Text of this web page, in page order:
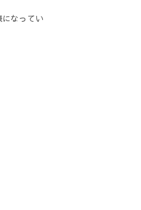
なってい